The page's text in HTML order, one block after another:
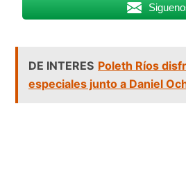
DE INTERES Poleth Ríos
especiales junto a Daniel